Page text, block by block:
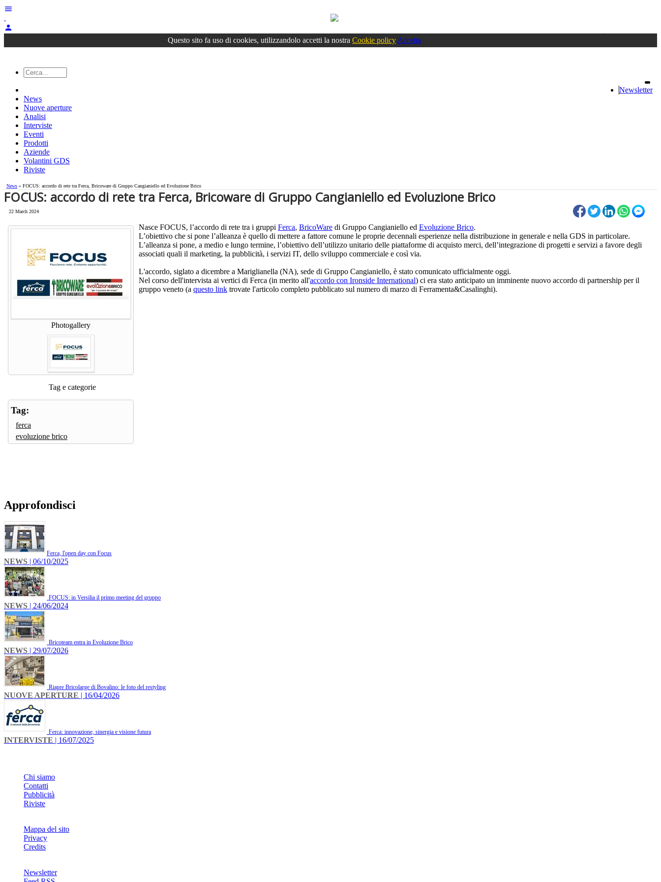
menu
person
Accedioppure registrati
Questo sito fa uso di cookies, utilizzandolo accetti la nostra Cookie policy Accetta
Newsletter
News
Nuove aperture
Analisi
Interviste
Eventi
Prodotti
Aziende
Volantini GDS
Riviste
News » FOCUS: accordo di rete tra Ferca, Bricoware di Gruppo Cangianiello ed Evoluzione Brico
FOCUS: accordo di rete tra Ferca, Bricoware di Gruppo Cangianiello ed Evoluzione Brico
22 March 2024
Photogallery
Tag e categorie
Tag:
ferca
evoluzione brico
Nasce FOCUS, l’accordo di rete tra i gruppi Ferca, BricoWare di Gruppo Cangianiello ed Evoluzione Brico.
L’obiettivo che si pone l’alleanza è quello di mettere a fattore comune le proprie decennali esperienze nella distribuzione in generale e nella GDS in particolare.
L’alleanza si pone, a medio e lungo termine, l’obiettivo dell’utilizzo unitario delle piattaforme di acquisto merci, dell’integrazione di progetti e servizi a favore degli
associati quali il marketing, la pubblicità, i servizi IT, dello sviluppo commerciale e così via.
L'accordo, siglato a dicembre a Mariglianella (NA), sede di Gruppo Cangianiello, è stato comunicato ufficialmente oggi.
Nel corso dell'intervista ai vertici di Ferca (in merito all'accordo con Ironside International) ci era stato anticipato un imminente nuovo accordo di partnership per il
gruppo veneto (a questo link trovate l'articolo completo pubblicato sul numero di marzo di Ferramenta&Casalinghi).
Approfondisci
​Ferca, l'open day con Focus
NEWS | 06/10/2025
FOCUS: in Versilia il primo meeting del gruppo
NEWS | 24/06/2024
Bricoteam entra in Evoluzione Brico
NEWS | 29/07/2026
Riapre Bricolarge di Bovalino: le foto del restyling
NUOVE APERTURE | 16/04/2026
Ferca: innovazione, sinergia e visione futura
INTERVISTE | 16/07/2025
Chi siamo
Contatti
Pubblicità
Riviste
Mappa del sito
Privacy
Credits
Newsletter